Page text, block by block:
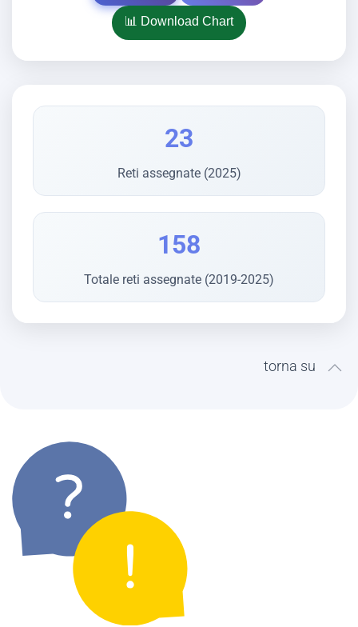
📊 Download Chart
23
Reti assegnate (2025)
158
Totale reti assegnate (2019-2025)
torna su